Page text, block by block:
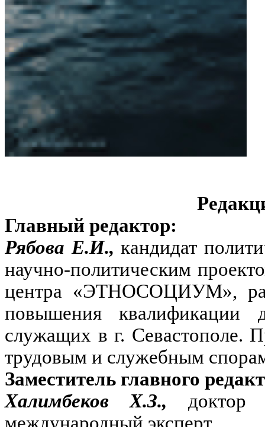
Главный редактор:
Рябова Е.И.,кандидат
научно-политическим
центра «ЭТНОСОЦИУМ»,
повышения квалификации
служащих в г. Севастополе.
трудовым и служебным
Заместитель главного
Халимбеков Х.З., доктор